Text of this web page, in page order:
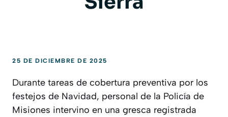
25 DE DICIEMBRE DE 2025
Durante tareas de cobertura preventiva por los
festejos de Navidad, personal de la Policía de
Misiones intervino en una gresca registrada